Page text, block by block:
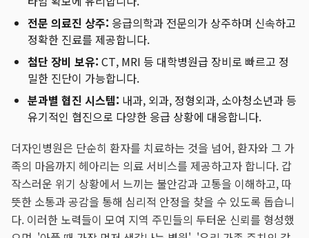
전문 의료진 상주: 응급의학과 전문의가 상주하며 신속하고
정확한 진료를 제공합니다.
첨단 장비 보유: CT, MRI 등 대학병원급 장비로 빠르고 정
밀한 진단이 가능합니다.
분과별 협진 시스템: 내과, 외과, 정형외과, 소아청소년과 등
유기적인 협진으로 다양한 응급 상황에 대응합니다.
더자인병원은 단순히 환자를 치료하는 것을 넘어, 환자와 그 가
족의 마음까지 헤아리는 의료 서비스를 제공하고자 합니다. 갑
작스러운 위기 상황에서 느끼는 불안감과 고통을 이해하고, 따
뜻한 소통과 공감을 통해 심리적 안정을 찾을 수 있도록 돕습니
다. 이러한 노력들이 모여 지역 주민들의 두터운 신뢰를 형성했